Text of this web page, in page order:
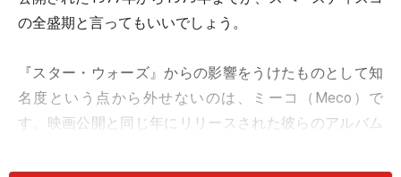
の全盛期と言ってもいいでしょう。
『スター・ウォーズ』からの影響をうけたものとして知
名度という点から外せないのは、ミーコ（Meco）で
す。映画公開と同じ年にリリースされた彼らのアルバム
シングル「Star Wars Theme/Cantina Band」は米国のビ